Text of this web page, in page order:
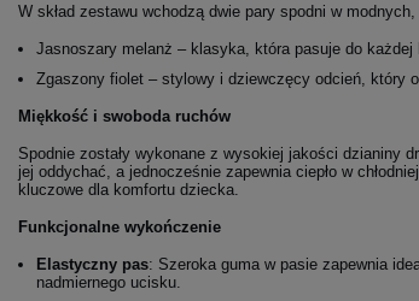
W skład zestawu wchodzą dwie pary spodni w
Jasnoszary melanż – klasyka, która pasuje do każdej
Zgaszony fiolet – stylowy i dziewczęcy odcień, który
Miękkość i swoboda ruchów
Spodnie zostały wykonane z wysokiej jakości dzianiny
jej oddychać, a jednocześnie zapewnia ciepło w
kluczowe dla komfortu dziecka.
Funkcjonalne wykończenie
Elastyczny pas: Szeroka guma w pasie zapewnia
nadmiernego ucisku.